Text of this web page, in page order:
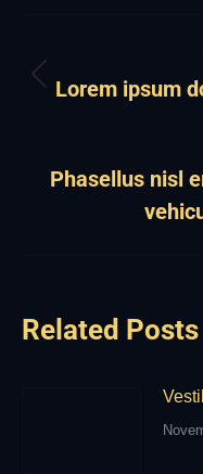
Lorem ipsum
Phasellus nisl
Related Posts